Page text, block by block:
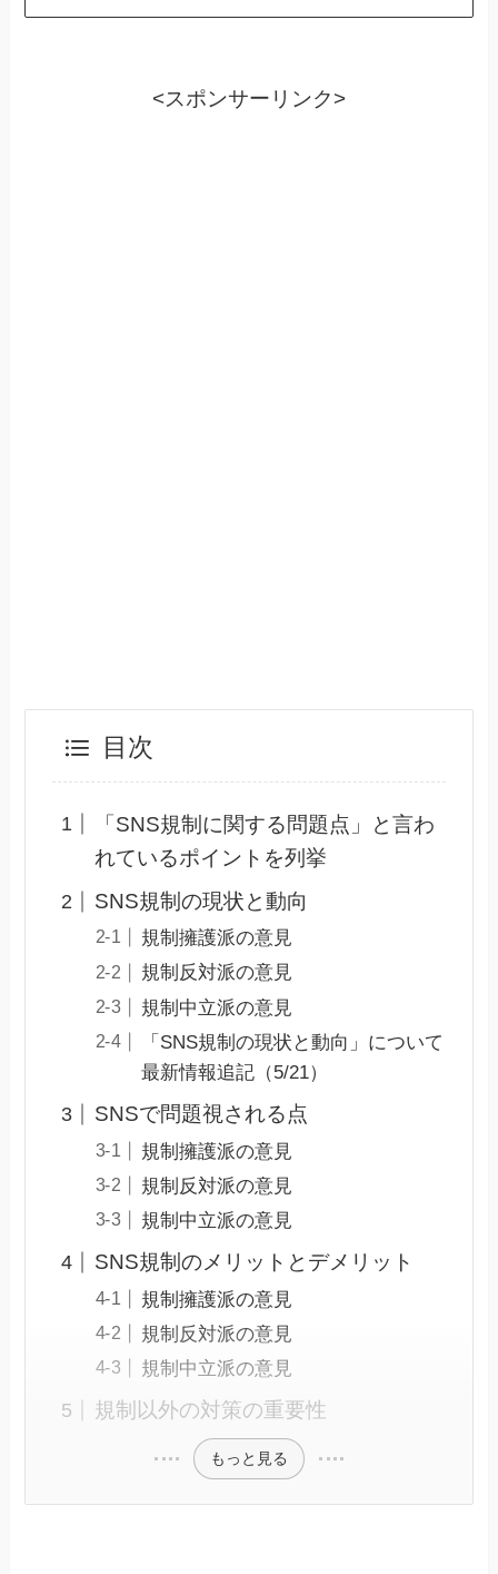
<スポンサーリンク>
目次
「SNS規制に関する問題点」と言わ
れているポイントを列挙
SNS規制の現状と動向
規制擁護派の意見
規制反対派の意見
規制中立派の意見
「SNS規制の現状と動向」について
最新情報追記（5/21）
SNSで問題視される点
規制擁護派の意見
規制反対派の意見
規制中立派の意見
SNS規制のメリットとデメリット
規制擁護派の意見
規制反対派の意見
規制中立派の意見
規制以外の対策の重要性
もっと見る